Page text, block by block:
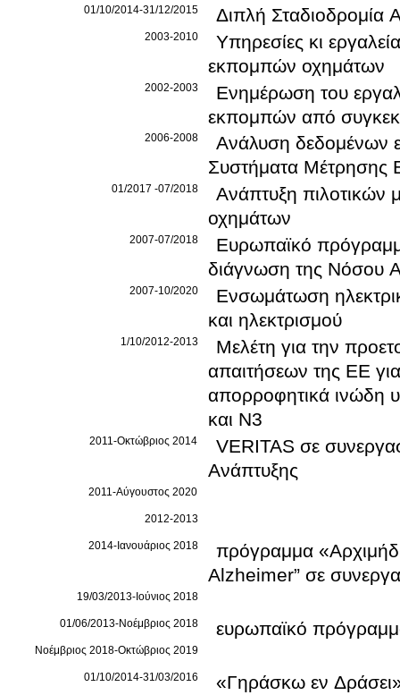
01/10/2014-31/12/2015 Διπλή Σταδιοδρομία
2003-2010
Υπηρεσίες κι
εκπομπών οχημάτων
2002-2003
Ενημέρωση του
εκπομπών από
2006-2008
Ανάλυση δεδομένων
Συστήματα
01/2017 -07/2018
Ανάπτυξη πιλοτικών
οχημάτων
2007-07/2018 Ευρωπαϊκό πρόγραμμα
2007-10/2020
Ενσωμάτωση
και ηλεκτρισμού
1/10/2012-2013
Μελέτη για την
απαιτήσεων της ΕΕ
απορροφητικά ινώδη
και N3
2011-Οκτώβριος 2014
VERITAS σε
Ανάπτυξης
2011-Αύγουστος 2020
2012-2013
2014-Ιανουάριος 2018
πρόγραμμα
Alzheimer” σε
19/03/2013-Ιούνιος 2018
01/06/2013-Νοέμβριος 2018 ευρωπαϊκό
Νοέμβριος 2018-Οκτώβριος 2019
01/10/2014-31/03/2016
«Γηράσκω εν